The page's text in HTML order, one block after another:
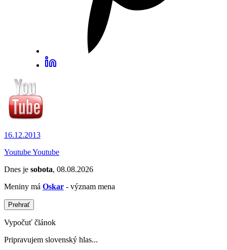
16.12.2013
Youtube Youtube
Dnes je sobota, 08.08.2026
Meniny má Oskar - význam mena
Prehrať
Vypočuť článok
Pripravujem slovenský hlas...